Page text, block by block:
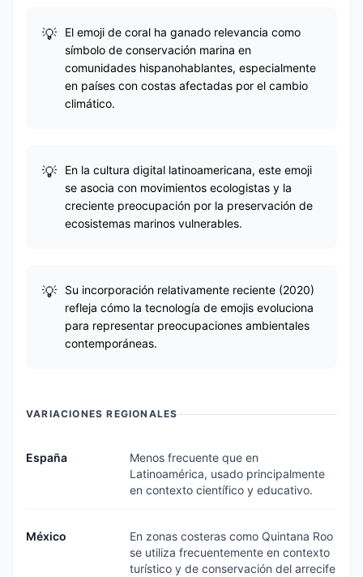
El emoji de coral ha ganado relevancia como
símbolo de conservación marina en
comunidades hispanohablantes, especialmente
en países con costas afectadas por el cambio
climático.
En la cultura digital latinoamericana, este emoji
se asocia con movimientos ecologistas y la
creciente preocupación por la preservación de
ecosistemas marinos vulnerables.
Su incorporación relativamente reciente (2020)
refleja cómo la tecnología de emojis evoluciona
para representar preocupaciones ambientales
contemporáneas.
VARIACIONES REGIONALES
España
Menos frecuente que en
Latinoamérica, usado principalmente
en contexto científico y educativo.
México
En zonas costeras como Quintana Roo
se utiliza frecuentemente en contexto
turístico y de conservación del arrecife